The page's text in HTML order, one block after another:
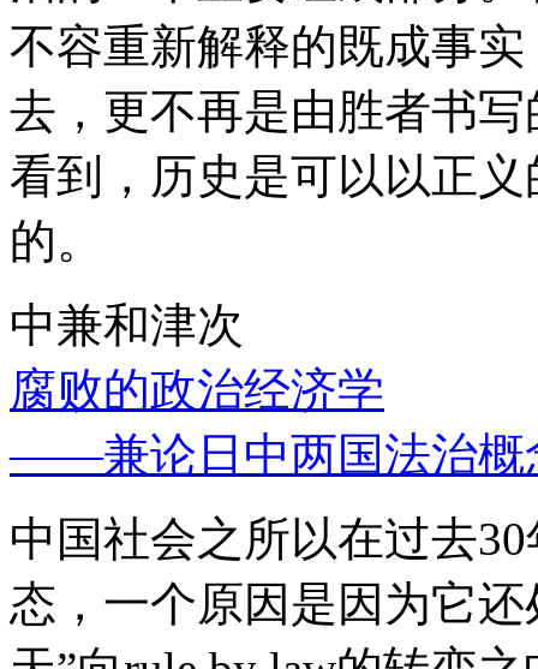
不容重新解释的既成事
去，更不再是由胜者书
看到，历史是可以以正
的。
中兼和津次
腐败的政治经济学
——兼论日中两国法治概
中国社会之所以在过去
态，一个原因是因为它